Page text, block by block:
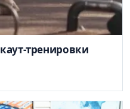
тренировки